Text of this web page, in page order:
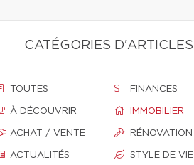
CATÉGORIES D'ARTICLES
TOUTES
À DÉCOUVRIR
ACHAT / VENTE
ACTUALITÉS
FINANCES
IMMOBILIER
RÉNOVATION
STYLE DE VIE